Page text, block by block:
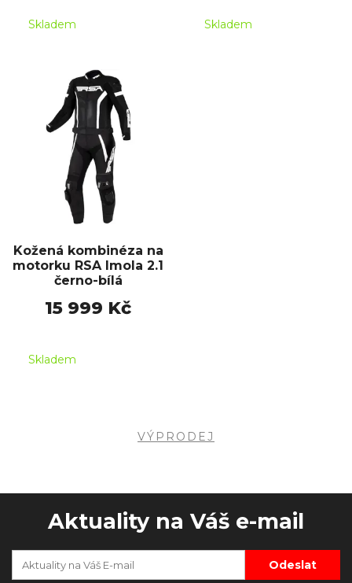
Skladem Skladem
Kožená kombinéza na
motorku RSA Imola 2.1
černo-bílá
15 999 Kč
Skladem
VÝPRODEJ
Aktuality na Váš e-mail